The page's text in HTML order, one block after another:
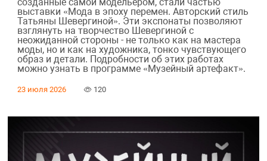
созданные самой модельером, стали частью
выставки «Мода в эпоху перемен. Авторский стиль
Татьяны Шевергиной». Эти экспонаты позволяют
взглянуть на творчество Шевергиной с
неожиданной стороны - не только как на мастера
моды, но и как на художника, тонко чувствующего
образ и детали. Подробности об этих работах
можно узнать в программе «Музейный артефакт».
23 июля 2026 120